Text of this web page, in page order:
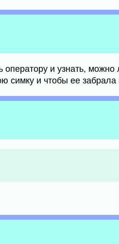
и узнать, можно
симку и чтобы ее